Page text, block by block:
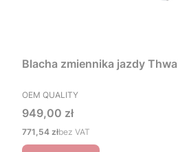
Blacha zmiennika jazdy
PRODUCENT
OEM QUALITY
Cena
949,00 zł
Cena
771,54 złbez VAT